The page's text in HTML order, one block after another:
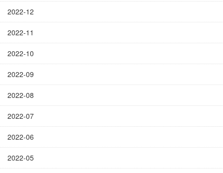
2022-12
2022-11
2022-10
2022-09
2022-08
2022-07
2022-06
2022-05